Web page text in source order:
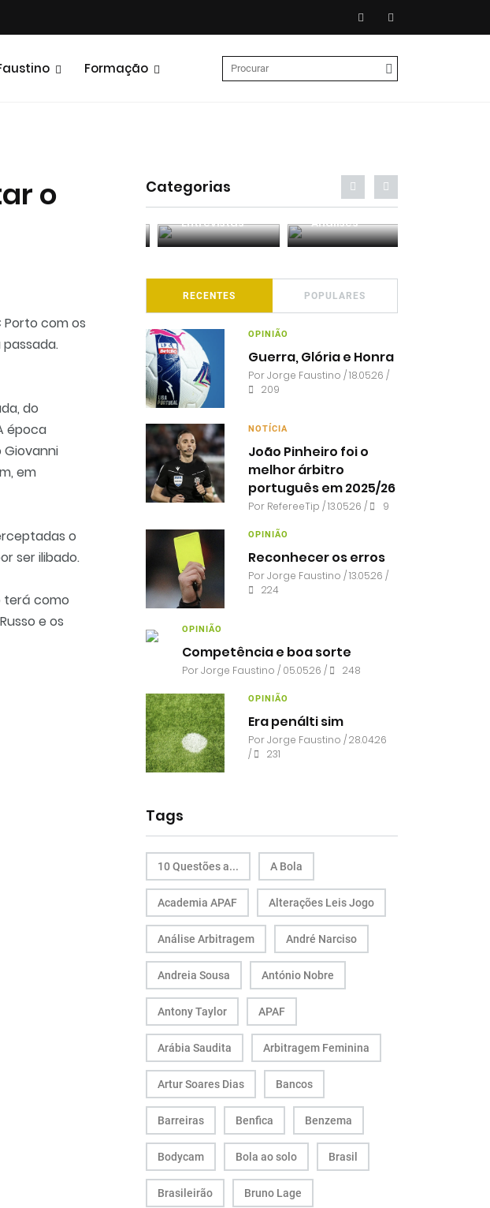
Formação
o
Porto com os
do
época
em
o
ser ilibado.
terá como
e os
Categorias
Entrevistas Análises
RECENTES POPULARES
OPINIÃO
Guerra, Glória e Honra
PorJorge Faustino / 18.05.26 /
209
NOTÍCIA
João Pinheiro foi o
melhor árbitro
português em 2025/26
Por RefereeTip / 13.05.26 / 9
OPINIÃO
Reconhecer os erros
PorJorge Faustino / 13.05.26 /
224
OPINIÃO
Competência e boa sorte
PorJorge Faustino / 05.05.26 / 248
OPINIÃO
Era penálti sim
PorJorge Faustino / 28.04.26
/
231
Tags
10 Questões a... A Bola
Academia APAF Alterações Leis Jogo
Análise Arbitragem André Narciso
Andreia Sousa António Nobre
Antony Taylor APAF
Arábia Saudita Arbitragem Feminina
Artur Soares Dias Bancos
Barreiras Benfica Benzema
Bodycam Bola ao solo Brasil
Brasileirão Bruno Lage